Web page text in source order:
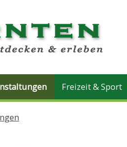
Freizeit & Sport